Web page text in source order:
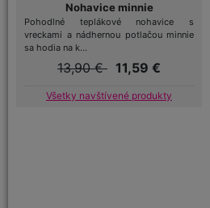
Nohavice minnie
Pohodlné teplákové nohavice s
vreckami a nádhernou potlačou minnie
sa hodia na k...
13,90 € 11,59 €
Všetky navštívené produkty